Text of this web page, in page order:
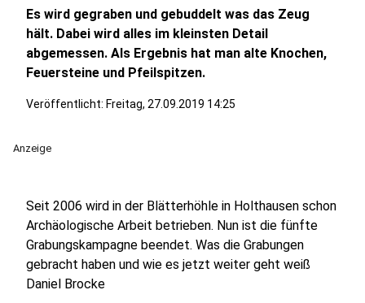
Es wird gegraben und gebuddelt was das Zeug
hält. Dabei wird alles im kleinsten Detail
abgemessen. Als Ergebnis hat man alte Knochen,
Feuersteine und Pfeilspitzen.
Veröffentlicht: Freitag, 27.09.2019 14:25
Anzeige
Seit 2006 wird in der Blätterhöhle in Holthausen schon
Archäologische Arbeit betrieben. Nun ist die fünfte
Grabungskampagne beendet. Was die Grabungen
gebracht haben und wie es jetzt weiter geht weiß
Daniel Brocke